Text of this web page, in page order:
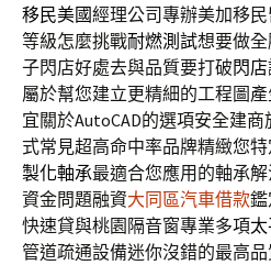
移民美國經理公司專辦美加移
等級怎麼挑戰耐燃測試想要做
子閃店好處去與品質要打破閃店
屬於幫您建立更精細的工程圖
宜關於AutoCAD的選項安全建
式常見超高命中率品牌精緻您
製化軸承最適合您應用的軸承
資金問題融資大同區汽車借款
快速貸與桃園隔音窗專業多項
管道疏通設備迷你沒錯的最高